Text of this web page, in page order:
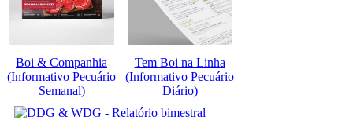
Boi & Companhia
(Informativo Pecuário
Semanal)
Tem Boi na Linha
(Informativo Pecuário
Diário)